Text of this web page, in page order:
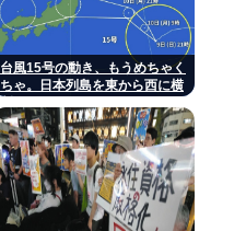
台風15号の動き、もうめちゃく
ちゃ。日本列島を東から西に横